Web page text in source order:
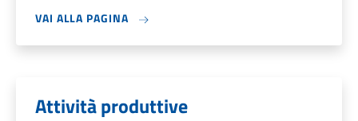
VAI ALLA PAGINA
Attività produttive